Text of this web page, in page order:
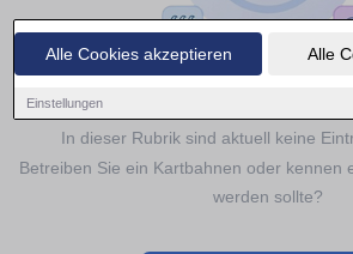
Alle Cookies akzeptieren Alle
Einstellungen
In dieser Rubrik sind aktuell keine
Betreiben Sie ein Kartbahnen oder kennen
werden sollte?